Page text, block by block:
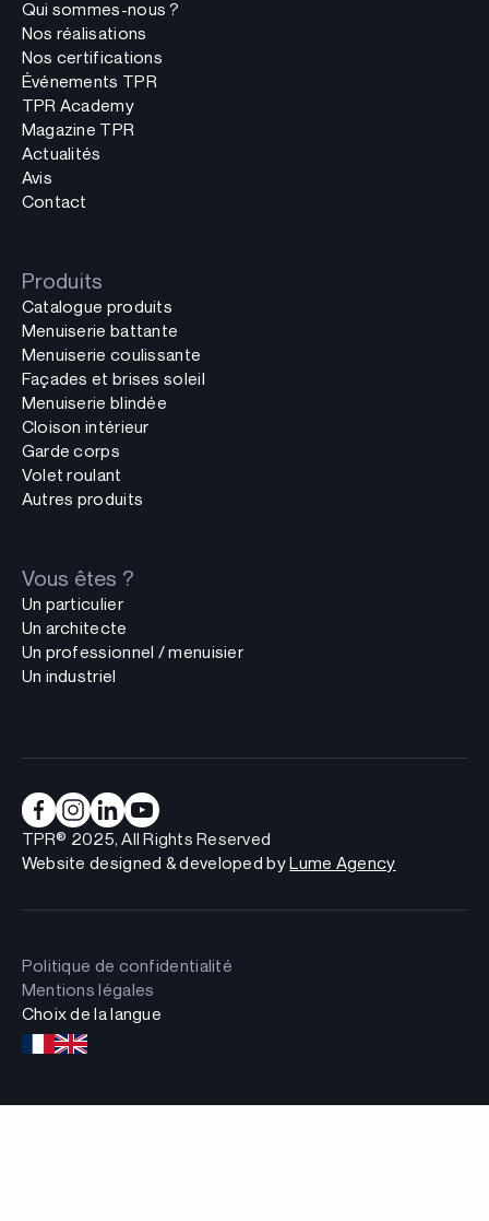
Qui sommes-nous ?
Nos réalisations
Nos certifications
Événements TPR
TPR Academy
Magazine TPR
Actualités
Avis
Contact
Produits
Catalogue produits
Menuiserie battante
Menuiserie coulissante
Façades et brises soleil
Menuiserie blindée
Cloison intérieur
Garde corps
Volet roulant
Autres produits
Vous êtes ?
Un particulier
Un architecte
Un professionnel / menuisier
Un industriel
TPR® 2025, All Rights Reserved
Website designed & developed byLume Agency
Politique de confidentialité
Mentions légales
Choix de la langue